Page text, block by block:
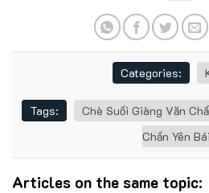
Categories:
Tags: Chè Suối Giàng Văn
Chấn Yên Bái
Articles on the same topic: